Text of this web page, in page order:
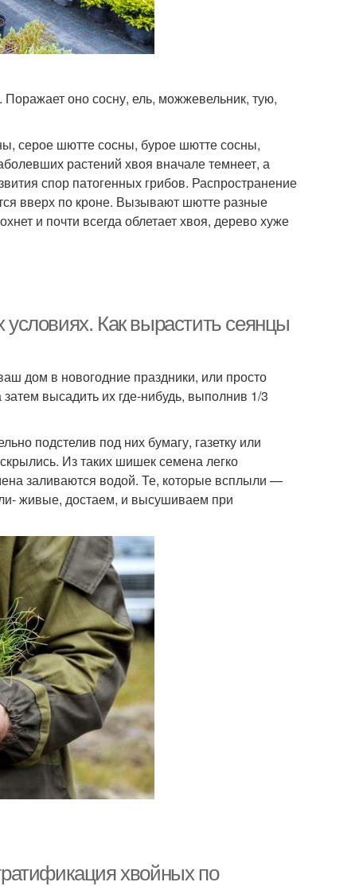
оно сосну, ель, можжевельник, тую,
серое шютте сосны, бурое шютте сосны,
растений хвоя вначале темнеет, а
спор патогенных грибов. Распространение
вверх по кроне. Вызывают шютте разные
и почти всегда облетает хвоя, дерево хуже
Как вырастить сеянцы
дом в новогодние праздники, или просто
высадить их где-нибудь, выполнив 1/3
подстелив под них бумагу, газетку или
Из таких шишек семена легко
заливаются водой. Те, которые всплыли —
живые, достаем, и высушиваем при
хвойных по